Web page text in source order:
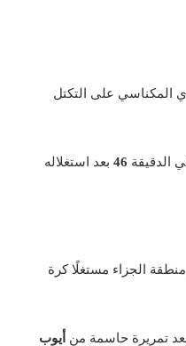
المكناسي على التكتل
الدقيقة 46 بعد استغلاله
الجزاء مستغلًا كرة
تمريرة حاسمة من أيوب